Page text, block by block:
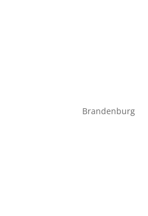
Brandenburg